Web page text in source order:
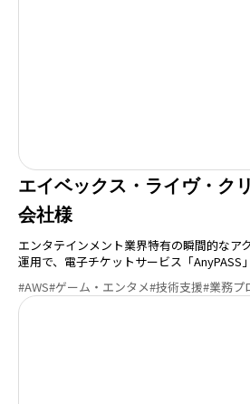
エイベックス・ライヴ・ク
会社様
エンタテインメント業界特有の瞬間的なア
運用で、電子チケットサービス「AnyPASS
#AWS#ゲーム・エンタメ#技術支援#業務プ